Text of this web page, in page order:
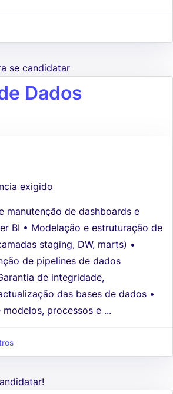
se candidatar
Dados
exigido
manutenção de dashboards e
BI • Modelação e estruturação de
staging, DW, marts) •
de pipelines de dados
de integridade,
das bases de dados •
processos e ...